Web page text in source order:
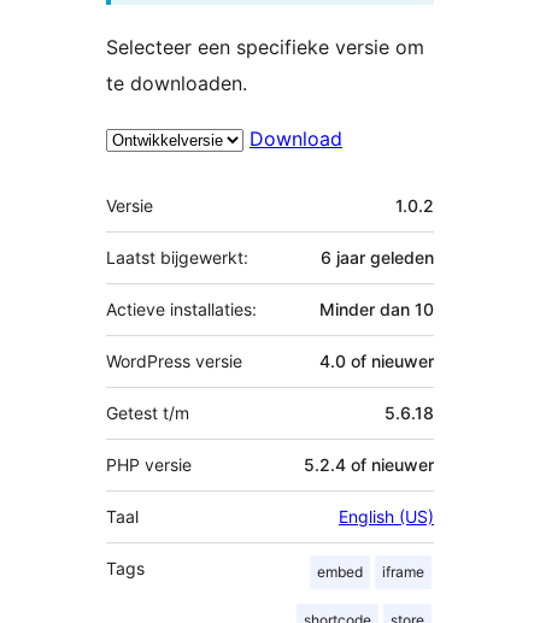
Selecteer een specifieke versie om
te downloaden.
Download
Meta
Versie 1.0.2
Laatst bijgewerkt: 6 jaar geleden
Actieve installaties: Minder dan 10
WordPress versie 4.0 of nieuwer
Getest t/m 5.6.18
PHP versie 5.2.4 of nieuwer
Taal English (US)
Tags embed iframe
shortcode store